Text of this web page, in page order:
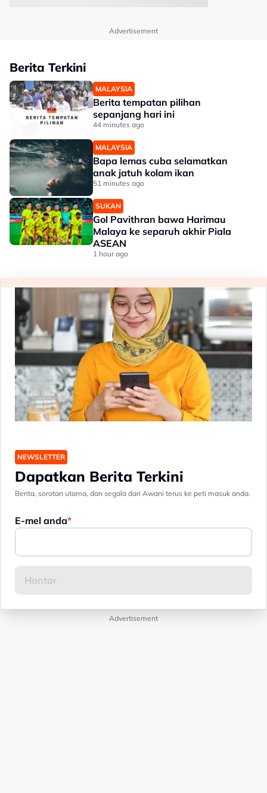
Advertisement
Berita Terkini
MALAYSIA
Berita tempatan pilihan
sepanjang hari ini
44 minutes ago
MALAYSIA
Bapa lemas cuba selamatkan
anak jatuh kolam ikan
51 minutes ago
SUKAN
Gol Pavithran bawa Harimau
Malaya ke separuh akhir Piala
ASEAN
1 hour ago
NEWSLETTER
Dapatkan Berita Terkini
Berita, sorotan utama, dan segala dari Awani terus ke peti masuk anda.
E-mel anda
Advertisement